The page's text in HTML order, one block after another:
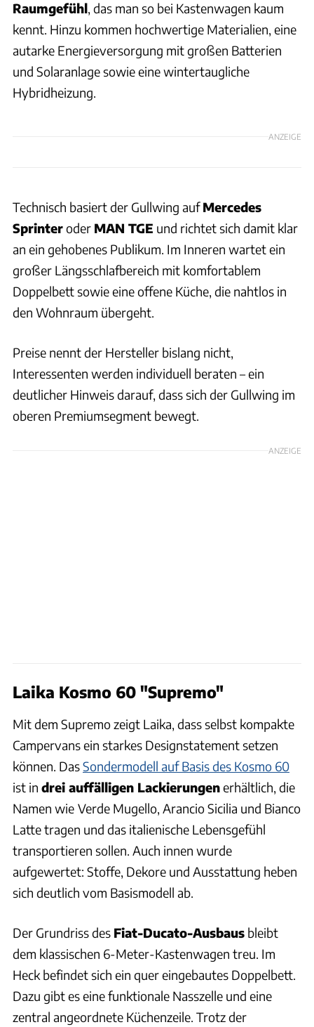
Raumgefühl, das man so bei Kastenwagen kaum
kennt. Hinzu kommen hochwertige Materialien, eine
autarke Energieversorgung mit großen Batterien
und Solaranlage sowie eine wintertaugliche
Hybridheizung.
ANZEIGE
Technisch basiert der Gullwing aufMercedes
Sprinteroder MAN TGE und richtet sich damit klar
an ein gehobenes Publikum. Im Inneren wartet ein
großer Längsschlafbereich mit komfortablem
Doppelbett sowie eine offene Küche, die nahtlos in
den Wohnraum übergeht.
Preise nennt der Hersteller bislang nicht,
Interessenten werden individuell beraten – ein
deutlicher Hinweis darauf, dass sich der Gullwing im
oberen Premiumsegment bewegt.
ANZEIGE
Laika Kosmo 60 "Supremo"
Mit dem Supremo zeigt Laika, dass selbst kompakte
Campervans ein starkes Designstatement setzen
können. DasSondermodell auf Basis des Kosmo 60
ist in drei auffälligen Lackierungenerhältlich, die
Namen wie Verde Mugello, Arancio Sicilia und Bianco
Latte tragen und das italienische Lebensgefühl
transportieren sollen. Auch innen wurde
aufgewertet: Stoffe, Dekore und Ausstattung heben
sich deutlich vom Basismodell ab.
Der Grundriss des Fiat-Ducato-Ausbaus bleibt
dem klassischen 6-Meter-Kastenwagen treu. Im
Heck befindet sich ein quer eingebautes Doppelbett.
Dazu gibt es eine funktionale Nasszelle und eine
zentral angeordnete Küchenzeile. Trotz der